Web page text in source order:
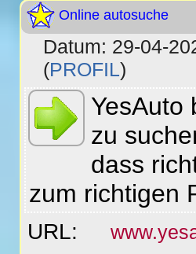
Online autosuche
Datum: 29-04-
(PROFIL)
YesAuto
zu
dass
zum richtigen
URL: